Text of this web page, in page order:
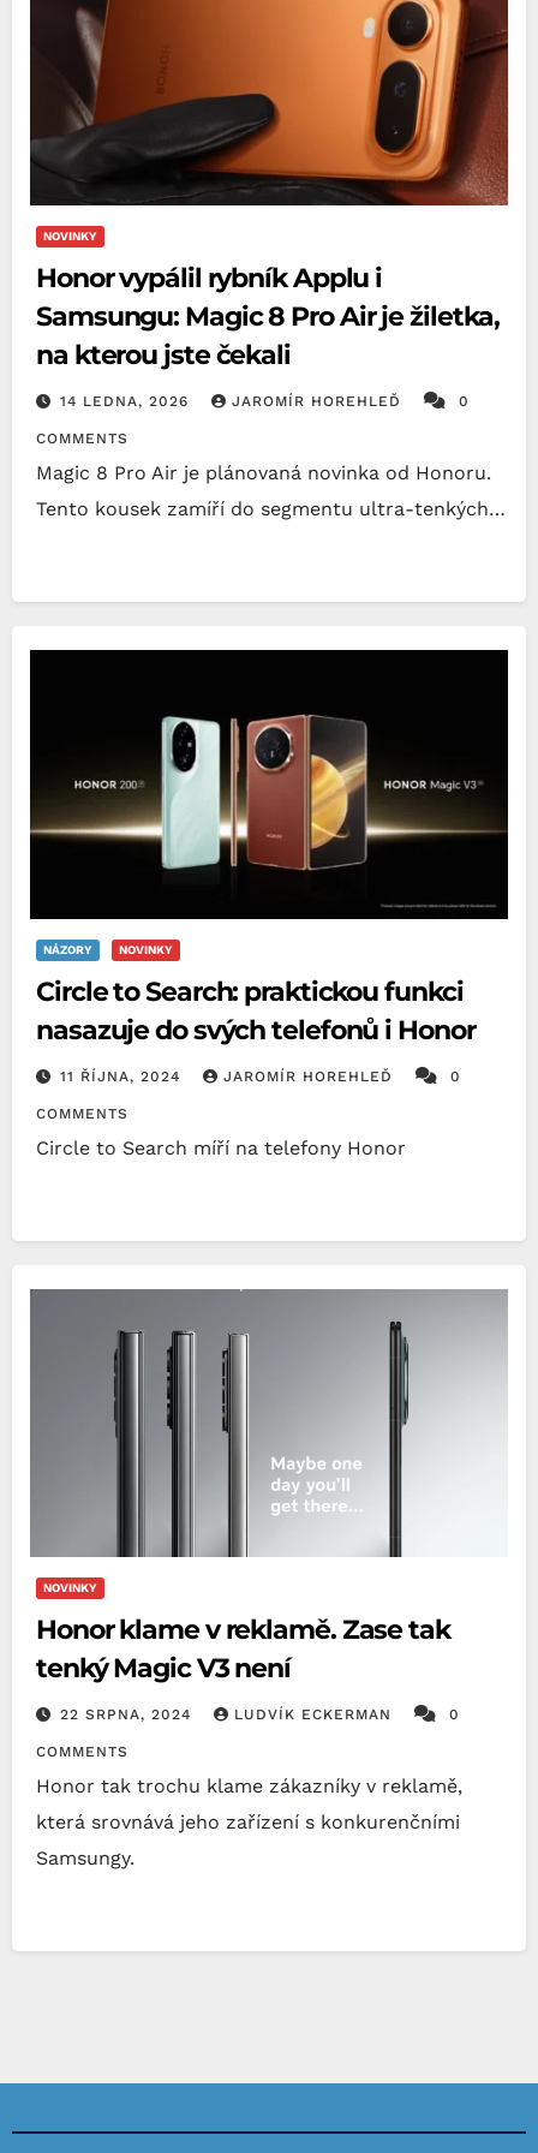
NOVINKY
Honor vypálil rybník Applu i
Samsungu: Magic 8 Pro Air je žiletka,
na kterou jste čekali
14 LEDNA, 2026 JAROMÍR HOREHLEĎ 0
COMMENTS
Magic 8 Pro Air je plánovaná novinka od Honoru.
Tento kousek zamíří do segmentu ultra-tenkých…
NÁZORY NOVINKY
Circle to Search: praktickou funkci
nasazuje do svých telefonů i Honor
11 ŘÍJNA, 2024 JAROMÍR HOREHLEĎ 0
COMMENTS
Circle to Search míří na telefony Honor
NOVINKY
Honor klame v reklamě. Zase tak
tenký Magic V3 není
22 SRPNA, 2024 LUDVÍK ECKERMAN 0
COMMENTS
Honor tak trochu klame zákazníky v reklamě,
která srovnává jeho zařízení s konkurenčními
Samsungy.